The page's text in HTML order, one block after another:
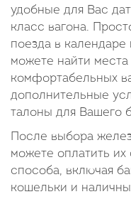
удобные для Вас
класс вагона.
поезда в
можете найти
комфортабельных
дополнительные
талоны для Вашего
После выбора
можете оплатить
способа, включая
кошельки и
5
6 7
12
13 14
19
20 21